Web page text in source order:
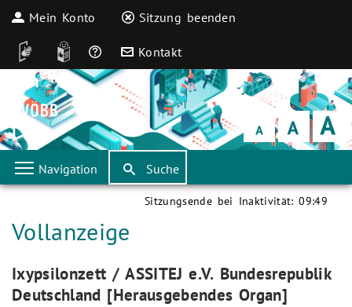
Mein Konto Sitzung beenden
DGS Leichte Sprache
Häufige Fragen
Kontakt
Schrift
klein Schrift
normal Schrift
groß
Navigation Suche
Sitzungsende bei Inaktivität: 09:49
Aktuelle Seite:
Vollanzeige
Aktuelle Seite:
Ixypsilonzett / ASSITEJ e.V. Bundesrepublik
Deutschland [Herausgebendes Organ]